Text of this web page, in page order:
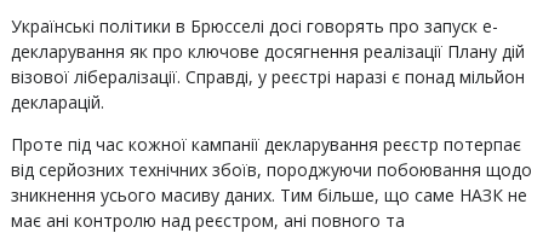
Українські політики в Брюсселі досі говорять про запуск е-
декларування як про ключове досягнення реалізації Плану дій
візової лібералізації. Справді, у реєстрі наразі є понад мільйон
декларацій.
Проте під час кожної кампанії декларування реєстр потерпає
від серйозних технічних збоїв, породжуючи побоювання щодо
зникнення усього масиву даних. Тим більше, що саме НАЗК не
має ані контролю над реєстром, ані повного та